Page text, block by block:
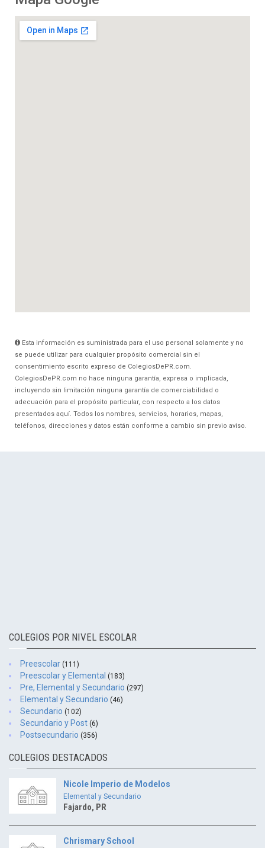
Esta información es suministrada para el uso personal solamente y no
se puede utilizar para cualquier propósito comercial sin el
consentimiento escrito expreso de ColegiosDePR.com.
ColegiosDePR.com no hace ninguna garantía, expresa o implicada,
incluyendo sin limitación ninguna garantía de comerciabilidad o
adecuación para el propósito particular, con respecto a los datos
presentados aquí. Todos los nombres, servicios, horarios, mapas,
teléfonos, direcciones y datos están conforme a cambio sin previo aviso.
COLEGIOS POR NIVEL ESCOLAR
Preescolar (111)
Preescolar y Elemental (183)
Pre, Elemental y Secundario (297)
Elemental y Secundario (46)
Secundario (102)
Secundario y Post (6)
Postsecundario (356)
COLEGIOS DESTACADOS
Nicole Imperio de Modelos
Elemental y Secundario
Fajardo, PR
Chrismary School